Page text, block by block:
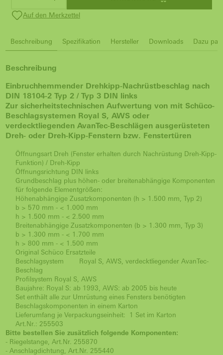
Auf den Merkzettel
Beschreibung Spezifikation Hersteller Downloads Dazu
Beschreibung
Einbruchhemmender Drehkipp-Nachrüstbeschlag nach
DIN 18104-2 Typ 2 / Typ 3 DIN links
Zur sicherheitstechnischen Aufwertung von mit Schüco-
Beschlagsystemen Royal S, AWS oder
verdecktliegenden AvanTec-Beschlägen ausgerüsteten
Dreh- oder Dreh-Kipp-Fenstern bzw. Fenstertüren
Öffnungsart Dreh (Fenster erhalten durch Nachrüstung Dreh-Kipp-
Funktion) / Dreh-Kipp
Öffnungsrichtung DIN links
Grundbeschlag plus höhen- oder breitenabhängige Komponenten
für folgende Elementgrößen:
Höhenabhängige Zusatzkomponenten (h > 1.500 mm, Typ 2)
b > 570 mm - < 1.000 mm
h > 1.500 mm - < 2.500 mm
Breitenabhängige Zusatzkomponenten (b > 1.300 mm, Typ 3)
b > 1.300 mm - < 1.700 mm
h > 800 mm - < 1.500 mm
Original Schüco Ersatzteile
Beschlagsystem
Royal S, AWS, verdecktliegender AvanTec-
Beschlag
Profilsystem Royal S, AWS
Baujahre: Royal S: ab 1993, AWS: ab 2005 bis heute
Set enthält alle zur Umrüstung eines Fensters benötigten
Beschlagskomponenten in einem Karton
Lieferumfang je Verpackungseinheit: 1 Set im Karton
Art.Nr.: 255503
Bitte bestellen Sie zusätzlich folgende Komponenten:
- Riegelstange, Art.Nr. 255870
- Anschlagdichtung, Art.Nr. 255440